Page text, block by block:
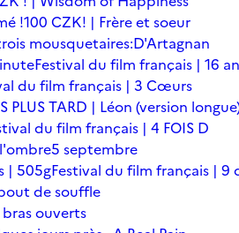
!100 CZK! | Frère et soeur
mousquetaires:D'Artagnan
Festival du film français | 16
du film français | 3 Cœurs
PLUS TARD | Léon (version
du film français | 4 FOIS D
5 septembre
| 505gFestival du film français | 9
de souffle
ouverts